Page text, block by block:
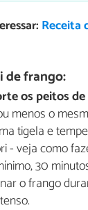
Receita
de frango:
os peitos
menos o
tigela e
- veja como
30
o frango